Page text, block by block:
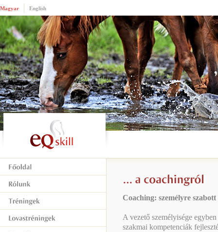
Magyar English
Coaching: személyre
A vezető személyisége
szakmai kompetenciák